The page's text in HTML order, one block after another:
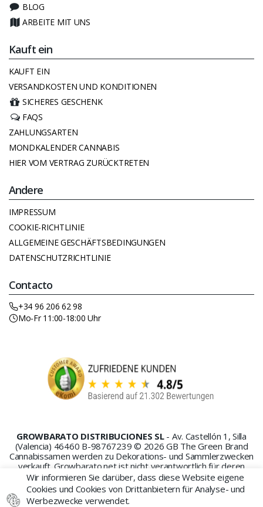
BLOG
ARBEITE MIT UNS
Kauft ein
KAUFT EIN
VERSANDKOSTEN UND KONDITIONEN
SICHERES GESCHENK
FAQS
ZAHLUNGSARTEN
MONDKALENDER CANNABIS
HIER VOM VERTRAG ZURÜCKTRETEN
Andere
IMPRESSUM
COOKIE-RICHTLINIE
ALLGEMEINE GESCHÄFTSBEDINGUNGEN
DATENSCHUTZRICHTLINIE
Contacto
+34 96 206 62 98
Mo-Fr 11:00-18:00 Uhr
GROWBARATO DISTRIBUCIONES SL - Av. Castellón 1, Silla
(Valencia) 46460 B-98767239 © 2026 GB The Green Brand
Cannabissamen werden zu Dekorations- und Sammlerzwecken
verkauft. Growbarato.net ist nicht verantwortlich für deren
Missbrauch oder Anbau.
Wir informieren Sie darüber, dass diese Website eigene
Cookies und Cookies von Drittanbietern für Analyse- und
Werbezwecke verwendet.